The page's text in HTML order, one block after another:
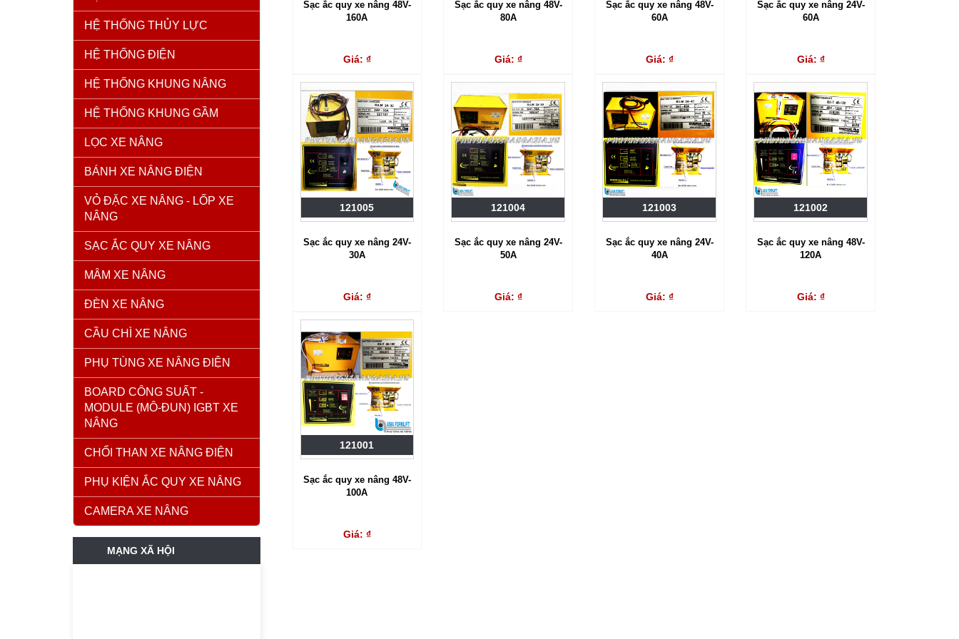
Sạc ắc quy xe nâng 48V-
160A
Giá: ₫
Sạc ắc quy xe nâng 48V-
80A
Giá: ₫
Sạc ắc quy xe nâng 48V-
60A
Giá: ₫
Sạc ắc quy xe nâng 24V-
60A
Giá: ₫
121005
Sạc ắc quy xe nâng 24V-
30A
Giá: ₫
121004
Sạc ắc quy xe nâng 24V-
50A
Giá: ₫
121003
Sạc ắc quy xe nâng 24V-
40A
Giá: ₫
121002
Sạc ắc quy xe nâng 48V-
120A
Giá: ₫
121001
Sạc ắc quy xe nâng 48V-
100A
Giá: ₫
HỆ THỐNG THỦY LỰC
HỆ THỐNG ĐIỆN
HỆ THỐNG KHUNG NÂNG
HỆ THỐNG KHUNG GẦM
LỌC XE NÂNG
BÁNH XE NÂNG ĐIỆN
VỎ ĐẶC XE NÂNG - LỐP XE
NÂNG
SẠC ẮC QUY XE NÂNG
MÂM XE NÂNG
ĐÈN XE NÂNG
CẦU CHÌ XE NÂNG
PHỤ TÙNG XE NÂNG ĐIỆN
BOARD CÔNG SUẤT -
MODULE (MÔ-ĐUN) IGBT XE
NÂNG
CHỔI THAN XE NÂNG ĐIỆN
PHỤ KIỆN ẮC QUY XE NÂNG
CAMERA XE NÂNG
MẠNG XÃ HỘI